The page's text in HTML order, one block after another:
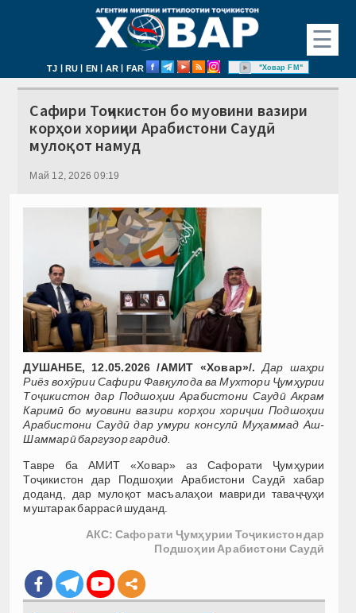
☰
TJ | RU | EN | AR | FAR "Ховар FM"
Сафири Тоҷикистон бо муовини вазири
корҳои хориҷии Арабистони Саудӣ
мулоқот намуд
Май 12, 2026 09:19
ДУШАНБЕ, 12.05.2026 /АМИТ «Ховар»/.
Дар шаҳри
Риёз вохӯрии Сафири Фавқулода ва Мухтори Ҷумҳурии
Тоҷикистон дар Подшоҳии Арабистони Саудӣ Акрам
Каримӣ бо муовини вазири корҳои хориҷии Подшоҳии
Арабистони Саудӣ дар умури консулӣ Муҳаммад Аш-
Шаммарӣ баргузор гардид.
Тавре ба АМИТ «Ховар» аз Сафорати Ҷумҳурии
Тоҷикистон дар Подшоҳии Арабистони Саудӣ хабар
доданд, дар мулоқот масъалаҳои мавриди таваҷҷуҳи
муштарак баррасӣ шуданд.
АКС: Сафорати Ҷумҳурии Тоҷикистон дар
Подшоҳии Арабистони Саудӣ